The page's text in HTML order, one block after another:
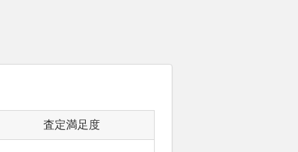
査定満足度